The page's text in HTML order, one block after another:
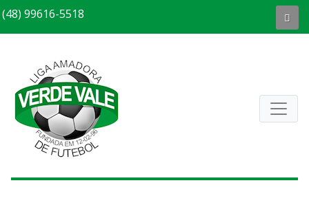
(48) 99616-5518